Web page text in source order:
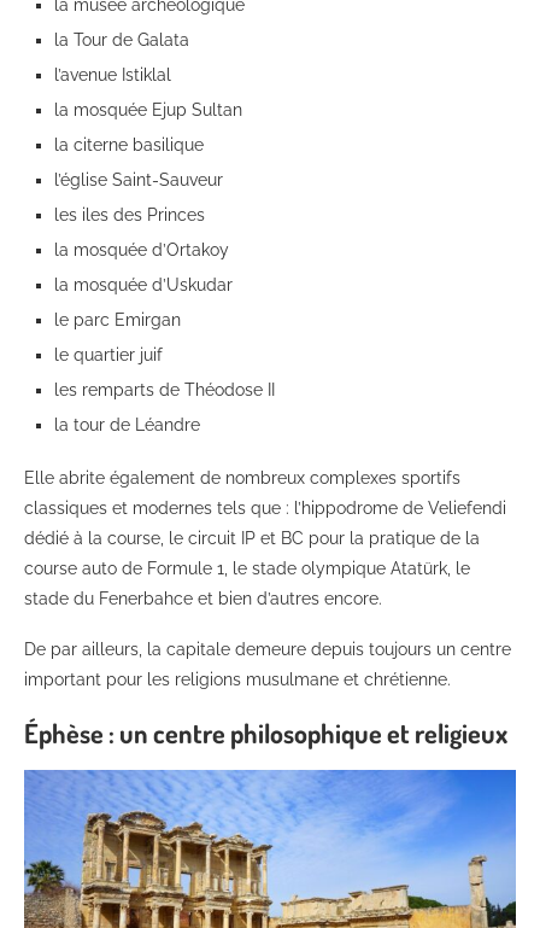
la musée archéologique
la Tour de Galata
l’avenue Istiklal
la mosquée Ejup Sultan
la citerne basilique
l’église Saint-Sauveur
les iles des Princes
la mosquée d’Ortakoy
la mosquée d’Uskudar
le parc Emirgan
le quartier juif
les remparts de Théodose II
la tour de Léandre
Elle abrite également de nombreux complexes sportifs
classiques et modernes tels que : l’hippodrome de Veliefendi
dédié à la course, le circuit IP et BC pour la pratique de la
course auto de Formule 1, le stade olympique Atatürk, le
stade du Fenerbahce et bien d’autres encore.
De par ailleurs, la capitale demeure depuis toujours un centre
important pour les religions musulmane et chrétienne.
Éphèse : un centre philosophique et religieux